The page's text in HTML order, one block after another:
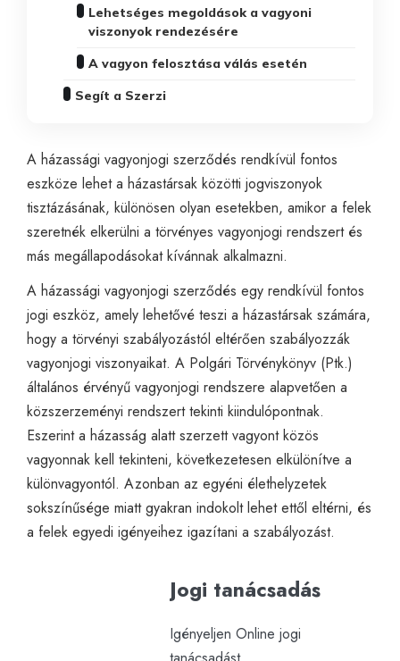
Lehetséges megoldások a vagyoni
viszonyok rendezésére
A vagyon felosztása válás esetén
Segít a Szerzi
A házassági vagyonjogi szerződés rendkívül fontos
eszköze lehet a házastársak közötti jogviszonyok
tisztázásának, különösen olyan esetekben, amikor a felek
szeretnék elkerülni a törvényes vagyonjogi rendszert és
más megállapodásokat kívánnak alkalmazni.
A házassági vagyonjogi szerződés egy rendkívül fontos
jogi eszköz, amely lehetővé teszi a házastársak számára,
hogy a törvényi szabályozástól eltérően szabályozzák
vagyonjogi viszonyaikat. A Polgári Törvénykönyv (Ptk.)
általános érvényű vagyonjogi rendszere alapvetően a
közszerzeményi rendszert tekinti kiindulópontnak.
Eszerint a házasság alatt szerzett vagyont közös
vagyonnak kell tekinteni, következetesen elkülönítve a
különvagyontól. Azonban az egyéni élethelyzetek
sokszínűsége miatt gyakran indokolt lehet ettől eltérni, és
a felek egyedi igényeihez igazítani a szabályozást.
Jogi tanácsadás
Igényeljen Online jogi